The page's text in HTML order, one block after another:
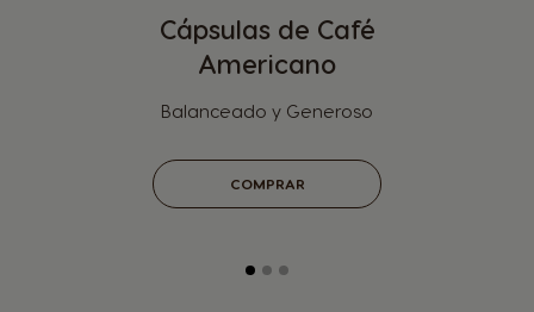
Cápsulas de Café
Americano
Balanceado y Generoso
COMPRAR